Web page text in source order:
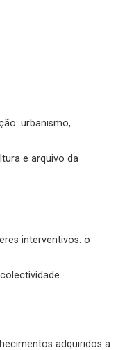
urbanismo,
e arquivo da
interventivos: o
adquiridos a